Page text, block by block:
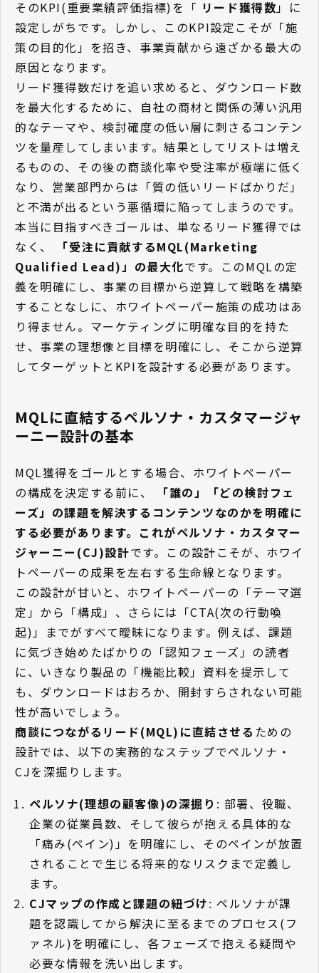
そのKPI(重要業績評価指標)を「 リード獲得数」に
設定しがちです。しかし、このKPI設定こそが「施
策の目的化」を招き、事業貢献から遠ざかる最大の
原因となります。
リード獲得数だけを追い求めると、ダウンロード数
を最大化するために、自社の商材と関係の薄い汎用
的なテーマや、検討確度の低い層に刺さるコンテン
ツを量産してしまいます。結果としてリストは増え
るものの、その後の商談化率や受注率が極端に低く
なり、営業部門からは「質の低いリードばかりだ」
と不満が出るという悪循環に陥ってしまうのです。
本当に目指すべきゴールは、単なるリード獲得では
なく、
「受注に貢献するMQL(Marketing
Qualified Lead)」の最大化です。このMQLの定
義を明確にし、事業の目標から逆算して戦略を構築
することなしに、ホワイトペーパー施策の成功はあ
り得ません。マーケティングに明確な目的を持た
せ、事業の理想像と目標を明確にし、そこから逆算
してターゲットとKPIを設計する必要があります。
MQLに直結するペルソナ・カスタマージャ
ーニー設計の基本
MQL獲得をゴールとする場合、ホワイトペーパー
の構成を決定する前に、
「誰の」「どの検討フェ
ーズ」の課題を解決するコンテンツなのかを明確に
する必要があります。これがペルソナ・カスタマー
ジャーニー(CJ)設計です。この設計こそが、ホワイ
トペーパーの成果を左右する生命線となります。
この設計が甘いと、ホワイトペーパーの「テーマ選
定」から「構成」、さらには「CTA(次の行動喚
起)」までがすべて曖昧になります。例えば、課題
に気づき始めたばかりの「認知フェーズ」の読者
に、いきなり製品の「機能比較」資料を提示して
も、ダウンロードはおろか、開封すらされない可能
性が高いでしょう。
商談につながるリード(MQL)に直結させる ための
設計では、以下の実務的なステップでペルソナ・
CJを深掘りします。
ペルソナ(理想の顧客像)の深掘り : 部署、役職、
企業の従業員数、そして彼らが抱える具体的な
「痛み(ペイン)」を明確にし、そのペインが放置
されることで生じる将来的なリスクまで定義し
ます。
CJマップの作成と課題の紐づけ: ペルソナが課
題を認識してから解決に至るまでのプロセス(フ
ァネル)を明確にし、各フェーズで抱える疑問や
必要な情報を洗い出します。